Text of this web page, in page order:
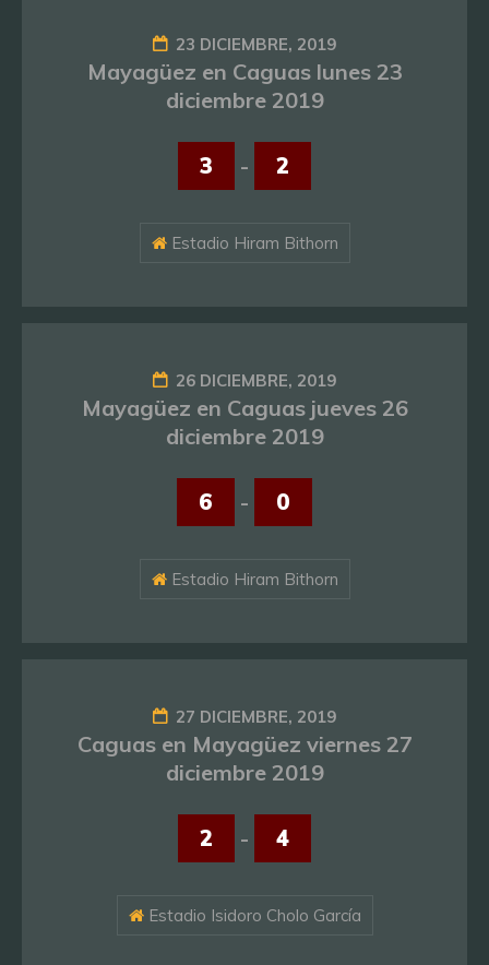
23 DICIEMBRE, 2019
Mayagüez en Caguas lunes 23
diciembre 2019
3 - 2
Estadio Hiram Bithorn
26 DICIEMBRE, 2019
Mayagüez en Caguas jueves 26
diciembre 2019
6 - 0
Estadio Hiram Bithorn
27 DICIEMBRE, 2019
Caguas en Mayagüez viernes 27
diciembre 2019
2 - 4
Estadio Isidoro Cholo García